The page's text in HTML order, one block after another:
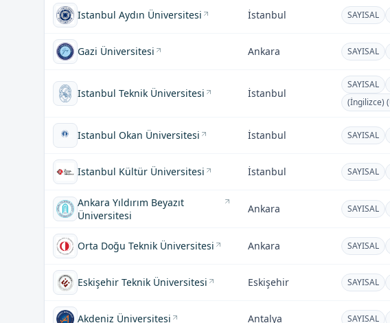
Istanbul Aydın Üniversitesi İstanbul SAYISAL
Gazi Üniversitesi Ankara SAYISAL
Istanbul Teknik Üniversitesi İstanbul
SAYISAL
Istanbul Okan Üniversitesi İstanbul SAYISAL
Istanbul Kültür Üniversitesi İstanbul SAYISAL
Ankara Yıldırım Beyazıt
Üniversitesi
Ankara SAYISAL
Orta Doğu Teknik Üniversitesi Ankara SAYISAL
Eskişehir Teknik Üniversitesi Eskişehir SAYISAL
Akdeniz Üniversitesi Antalya SAYISAL